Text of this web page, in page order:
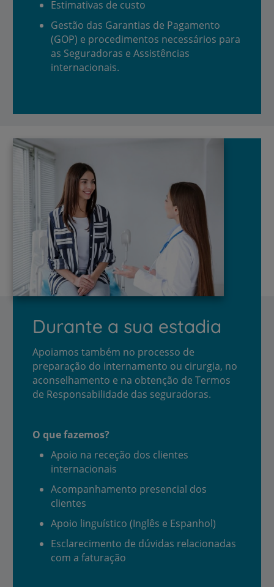
Estimativas de custo
Gestão das Garantias de Pagamento
(GOP) e procedimentos necessários para
as Seguradoras e Assistências
internacionais.
Durante a sua estadia
Apoiamos também no processo de
preparação do internamento ou cirurgia, no
aconselhamento e na obtenção de Termos
de Responsabilidade das seguradoras.
O que fazemos?
Apoio na receção dos clientes
internacionais
Acompanhamento presencial dos
clientes
Apoio linguístico (Inglês e Espanhol)
Esclarecimento de dúvidas relacionadas
com a faturação